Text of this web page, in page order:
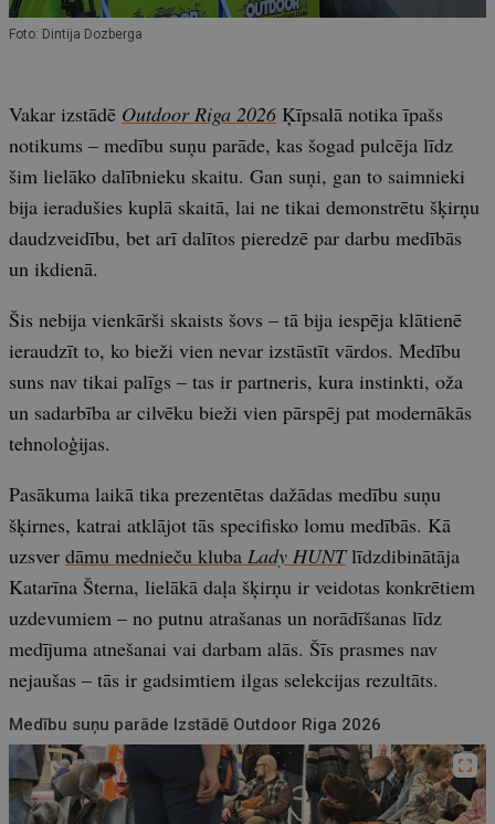
Foto: Dintija Dozberga
Vakar izstādē Outdoor Riga 2026 Ķīpsalā notika īpašs
notikums – medību suņu parāde, kas šogad pulcēja līdz
šim lielāko dalībnieku skaitu. Gan suņi, gan to saimnieki
bija ieradušies kuplā skaitā, lai ne tikai demonstrētu šķirņu
daudzveidību, bet arī dalītos pieredzē par darbu medībās
un ikdienā.
Šis nebija vienkārši skaists šovs – tā bija iespēja klātienē
ieraudzīt to, ko bieži vien nevar izstāstīt vārdos. Medību
suns nav tikai palīgs – tas ir partneris, kura instinkti, oža
un sadarbība ar cilvēku bieži vien pārspēj pat modernākās
tehnoloģijas.
Pasākuma laikā tika prezentētas dažādas medību suņu
šķirnes, katrai atklājot tās specifisko lomu medībās. Kā
uzsver dāmu mednieču kluba Lady HUNTlīdzdibinātāja
Katarīna Šterna, lielākā daļa šķirņu ir veidotas konkrētiem
uzdevumiem – no putnu atrašanas un norādīšanas līdz
medījuma atnešanai vai darbam alās. Šīs prasmes nav
nejaušas – tās ir gadsimtiem ilgas selekcijas rezultāts.
Medību suņu parāde Izstādē Outdoor Riga 2026